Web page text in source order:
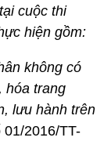
cuộc thi
hiện gồm:
không có
hóa trang
lưu hành trên
2016/TT-